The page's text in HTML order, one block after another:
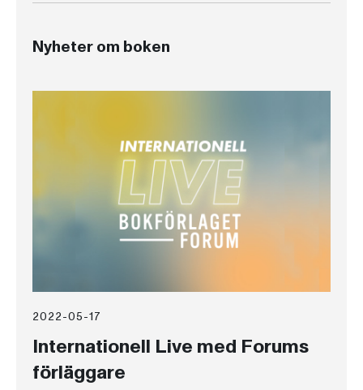
Nyheter om boken
2022-05-17
Internationell Live med Forums
förläggare